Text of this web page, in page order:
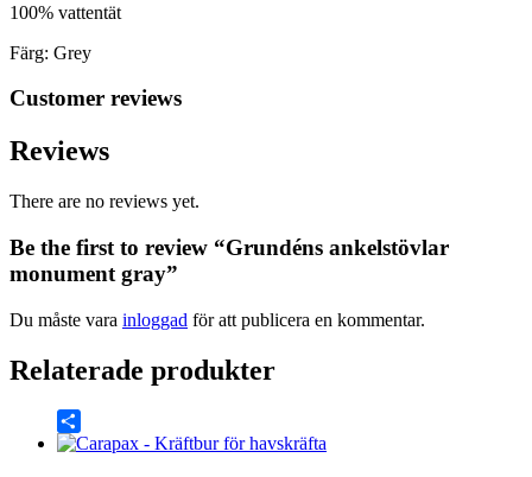
100% vattentät
Färg: Grey
Customer reviews
Reviews
There are no reviews yet.
Be the first to review “Grundéns ankelstövlar
monument gray”
Du måste vara inloggad för att publicera en kommentar.
Relaterade produkter
Share